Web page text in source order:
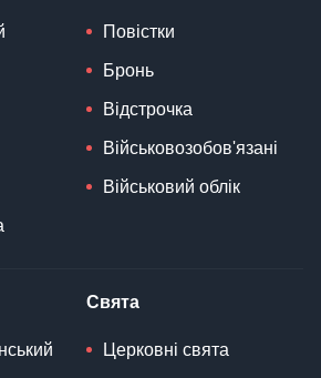
Повістки
Бронь
Відстрочка
Військовозобов'язані
Військовий облік
Свята
Церковні свята